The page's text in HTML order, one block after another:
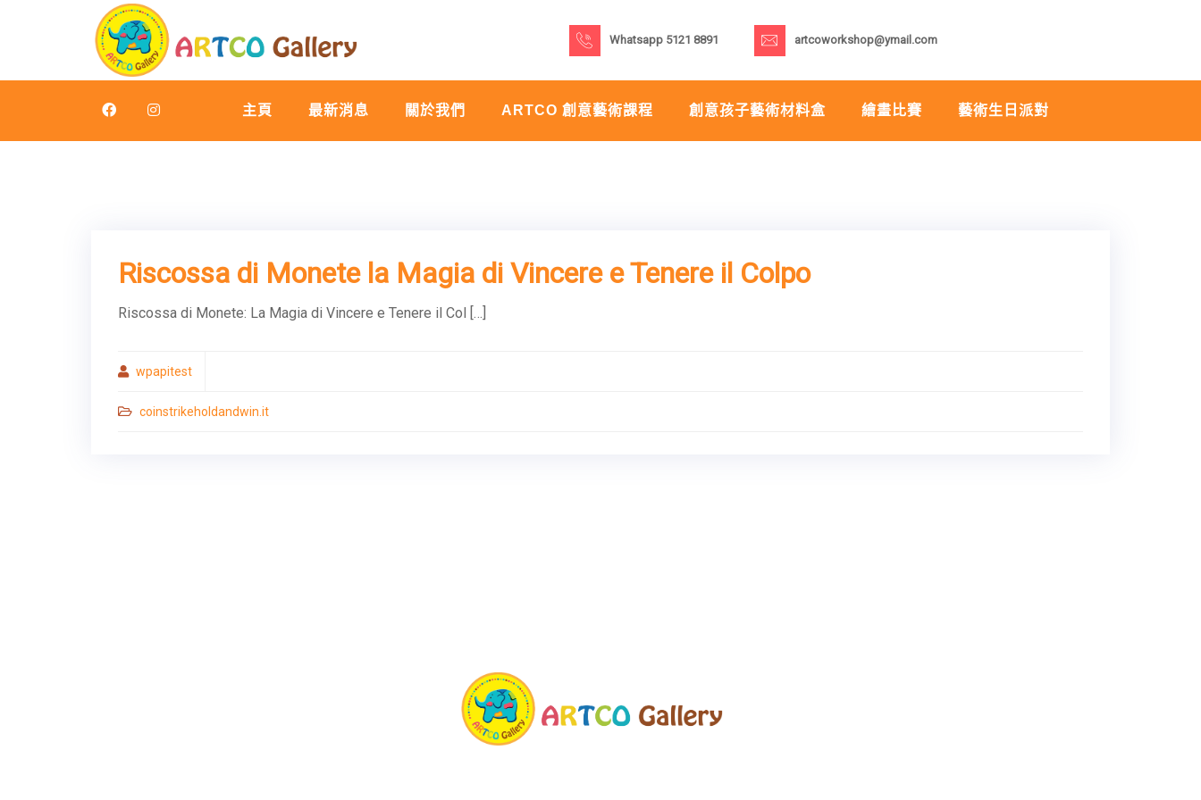
Whatsapp 5121 8891 artcoworkshop@ymail.com
主頁 最新消息 關於我們 ARTCO 創意藝術課程 創意孩子藝術材料盒 繪畫比賽 藝術生日派對
Riscossa di Monete la Magia di Vincere e Tenere il Colpo
Riscossa di Monete: La Magia di Vincere e Tenere il Col […]
wpapitest
coinstrikeholdandwin.it